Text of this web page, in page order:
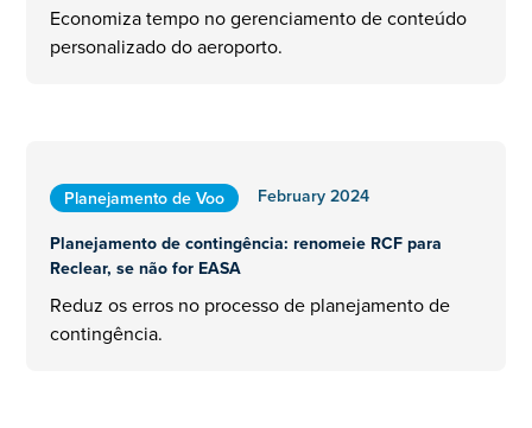
Economiza tempo no gerenciamento de conteúdo
personalizado do aeroporto.
Planejamento de Voo
February 2024
Planejamento de contingência: renomeie RCF para
Reclear, se não for EASA
Reduz os erros no processo de planejamento de
contingência.